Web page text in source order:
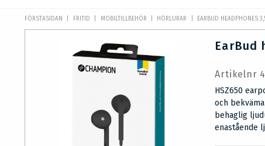
FÖRSTASIDAN FRITID MOBILTILLBEHÖR HÖRLURAR EARBUD HEADPHONES
EarBud
Artikelnr
HSZ650
och
behaglig
enastående